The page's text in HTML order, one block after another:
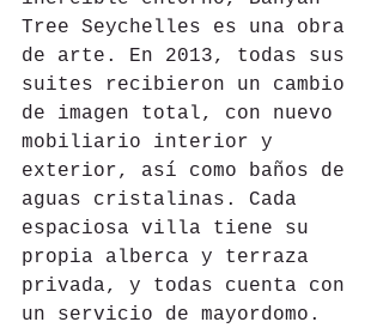
Tree Seychelles es una obra
de arte. En 2013, todas sus
suites recibieron un cambio
de imagen total, con nuevo
mobiliario interior y
exterior, así como baños de
aguas cristalinas. Cada
espaciosa villa tiene su
propia alberca y terraza
privada, y todas cuenta con
un servicio de mayordomo.